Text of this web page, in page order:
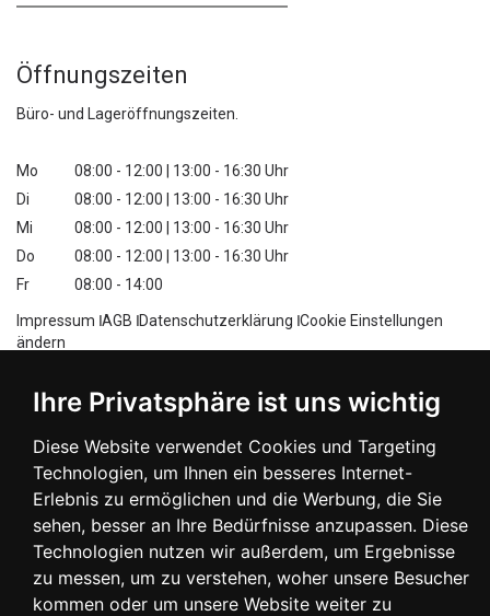
Ihre Privatsphäre ist uns wichtig
Diese Website verwendet Cookies und Targeting
Technologien, um Ihnen ein besseres Internet-
Erlebnis zu ermöglichen und die Werbung, die Sie
sehen, besser an Ihre Bedürfnisse anzupassen. Diese
Technologien nutzen wir außerdem, um Ergebnisse
zu messen, um zu verstehen, woher unsere Besucher
kommen oder um unsere Website weiter zu
Öffnungszeiten
Büro- und Lageröffnungszeiten.
Mo
08:00 - 12:00 | 13:00 - 16:30 Uhr
Di
08:00 - 12:00 | 13:00 - 16:30 Uhr
Mi
08:00 - 12:00 | 13:00 - 16:30 Uhr
Do
08:00 - 12:00 | 13:00 - 16:30 Uhr
Fr
08:00 - 14:00
Impressum ӀAGB ӀDatenschutzerklärung ӀCookie Einstellungen
ändern